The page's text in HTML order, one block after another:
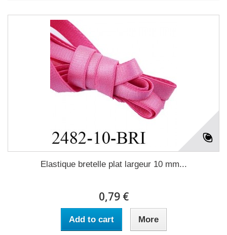
Elastique bretelle plat largeur 10 mm...
0,79 €
Add to cart More